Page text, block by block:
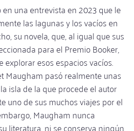
una entrevista en 2023 que le
las lagunas y los vacíos en
su novela, que, al igual que sus
para el Premio Booker,
esos espacios vacíos.
Maugham pasó realmente unas
isla de la que procede el autor
uno de sus muchos viajes por el
Maugham nunca
literatura, ni se conserva ningún